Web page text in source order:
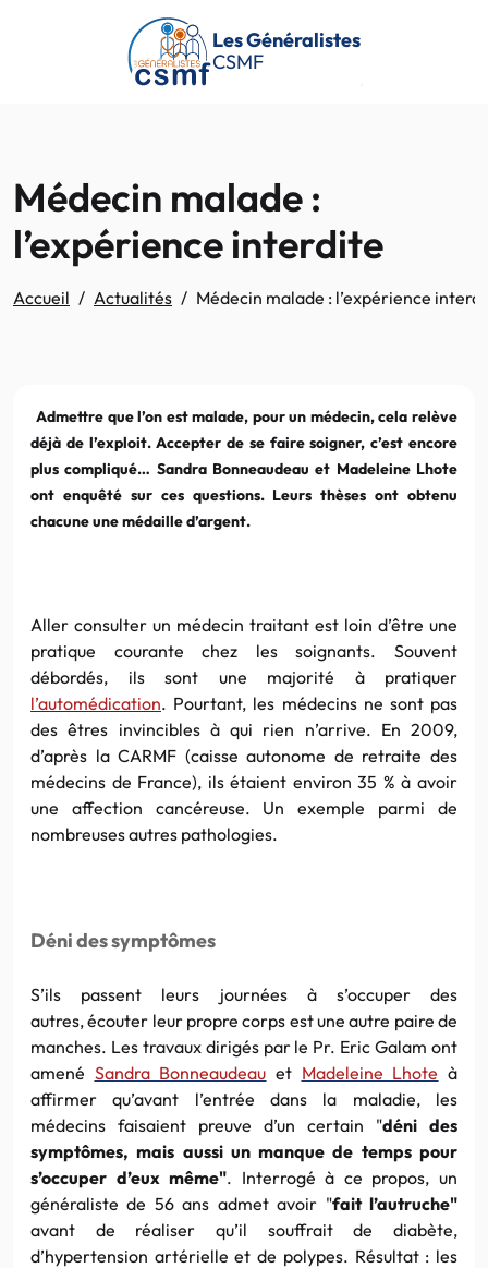
Passer au contenu principal
Les Généralistes
CSMF
Médecin malade :
l’expérience interdite
Accueil Actualités Médecin malade : l’expérience
Admettre que l’on est malade, pour un médecin, cela relève
déjà de l’exploit. Accepter de se faire soigner, c’est encore
plus compliqué… Sandra Bonneaudeau et Madeleine Lhote
ont enquêté sur ces questions. Leurs thèses ont obtenu
chacune une médaille d’argent.
Aller consulter un médecin traitant est loin d’être une
pratique courante chez les soignants. Souvent
débordés, ils sont une majorité à pratiquer
l’automédication. Pourtant, les médecins ne sont pas
des êtres invincibles à qui rien n’arrive. En 2009,
d’après la CARMF (caisse autonome de retraite des
médecins de France), ils étaient environ 35 % à avoir
une affection cancéreuse. Un exemple parmi de
nombreuses autres pathologies.
Déni des symptômes
S’ils passent leurs journées à s’occuper des
autres, écouter leur propre corps est une autre paire de
manches. Les travaux dirigés par le Pr. Eric Galam ont
amené Sandra Bonneaudeau et Madeleine Lhote à
affirmer qu’avant l’entrée dans la maladie, les
médecins faisaient preuve d’un certain "déni des
symptômes, mais aussi un manque de temps pour
s’occuper d’eux même". Interrogé à ce propos, un
généraliste de 56 ans admet avoir "fait l’autruche"
avant de réaliser qu’il souffrait de diabète,
d’hypertension artérielle et de polypes. Résultat : les